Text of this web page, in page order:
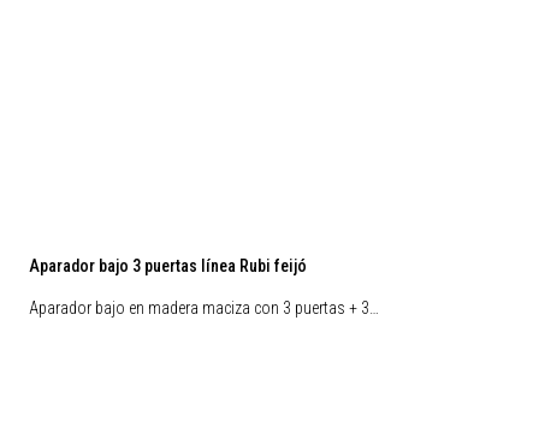
Aparador bajo 3 puertas línea Rubi feijó
Aparador bajo en madera maciza con 3 puertas + 3…